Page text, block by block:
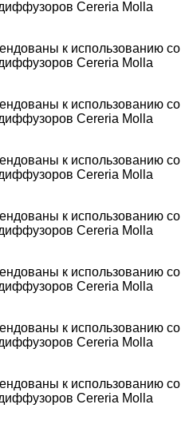
Cereria Molla
к использованию со
Cereria Molla
к использованию со
Cereria Molla
к использованию со
Cereria Molla
к использованию со
Cereria Molla
к использованию со
Cereria Molla
к использованию со
Cereria Molla
к использованию со
Cereria Molla